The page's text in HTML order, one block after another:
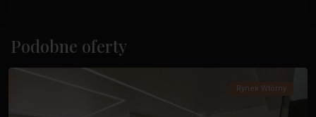
Podobne oferty
Maritimo
Torrevieja
Rynek Wtórny